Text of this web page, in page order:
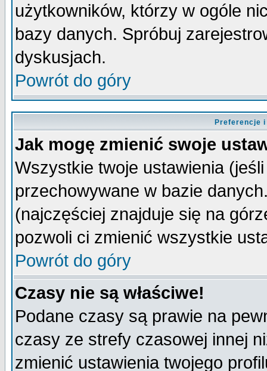
użytkowników, którzy w ogóle
bazy danych. Spróbuj
dyskusjach.
Powrót do góry
Preferencje
Jak mogę zmienić swoje
Wszystkie twoje ustawienia
przechowywane w bazie
(najczęściej znajduje się na
pozwoli ci zmienić wszystkie
Powrót do góry
Czasy nie są właściwe!
Podane czasy są prawie na
czasy ze strefy czasowej innej
zmienić ustawienia twojego